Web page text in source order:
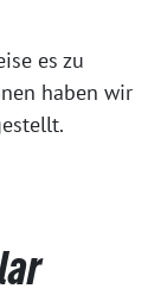
es zu
haben wir